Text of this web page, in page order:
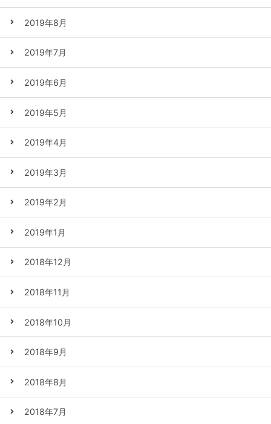
2019年8月
2019年7月
2019年6月
2019年5月
2019年4月
2019年3月
2019年2月
2019年1月
2018年12月
2018年11月
2018年10月
2018年9月
2018年8月
2018年7月